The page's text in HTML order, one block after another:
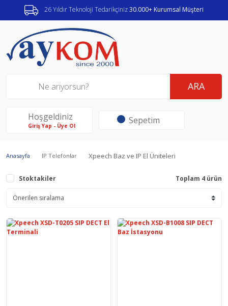
26 Yıldır Teknoloji Tedarikçiniz30.000+ Kurumsal Müşteri
ARA
Hoşgeldiniz
Giriş Yap - Üye Ol Sepetim
Anasayfa IP Telefonlar Xpeech Baz ve IP El Üniteleri
Stoktakiler Toplam 4 ürün